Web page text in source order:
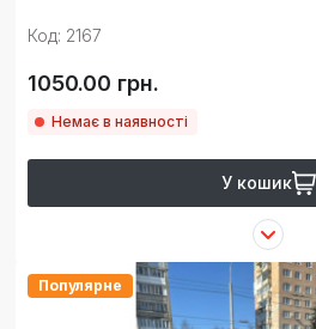
Код: 2167
1050.00 грн.
Немає в наявності
У кошик
Популярне